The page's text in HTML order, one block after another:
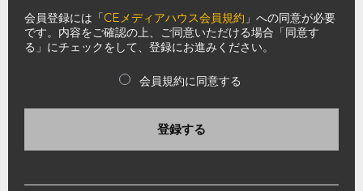
会員登録には「CEメディアハウス会員規約 」への同意が必要
です。内容をご確認の上、ご同意いただける場合「同意す
る」にチェックをして、登録にお進みください。
会員規約に同意する
登録する